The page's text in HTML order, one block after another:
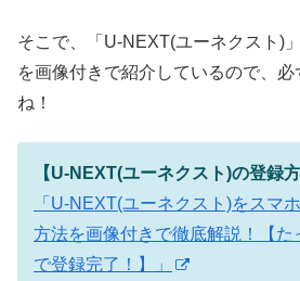
そこで、「U-NEXT(ユーネクスト)
を画像付きで紹介しているので、
ね！
【U-NEXT(ユーネクスト)の登録方
「U-NEXT(ユーネクスト)をスマ
方法を画像付きで徹底解説！【
で登録完了！】」